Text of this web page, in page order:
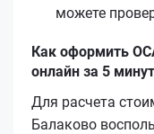
можете
Как оформить
онлайн за 5
Для расчета
Балаково